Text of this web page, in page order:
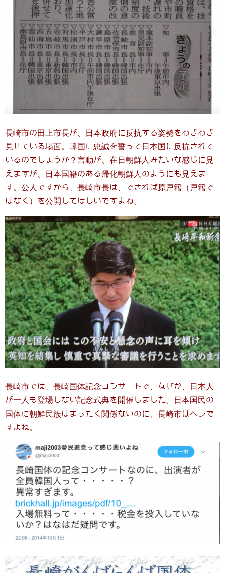
長崎市の田上市長が、日本政府に反抗する姿勢をわざわざ
見せている場面。韓国に忠誠を誓って日本国に反抗されて
いるのでしょうか？言動が、在日朝鮮人みたいな感じに見
えますが、日本国籍のある帰化朝鮮人のようにも見えま
す。公人ですから、長崎市長は、できれば原戸籍（戸籍で
はなく）を公開してほしいですよね。
長崎市では、長崎国体記念コンサートで、なぜか、日本人
が一人も登場しない記念式典を開催しました。日本国民の
国体に朝鮮民族はまったく関係ないのに、長崎市はヘンで
すよね。